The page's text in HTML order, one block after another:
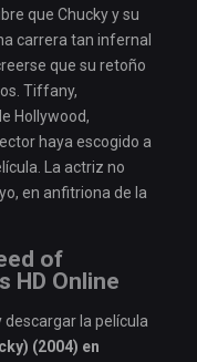
que Chucky y su
carrera tan infernal
que su retoño
Tiffany,
Hollywood,
haya escogido a
La actriz no
en anfitriona de la
of
HD Online
descargar la película
(2004) en